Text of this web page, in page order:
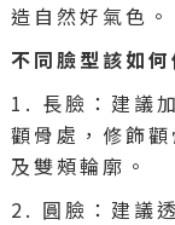
造自然好氣色。
不同臉型該如何
1. 長臉：建議
顴骨處，修飾
及雙頰輪廓。
2. 圓臉：建議